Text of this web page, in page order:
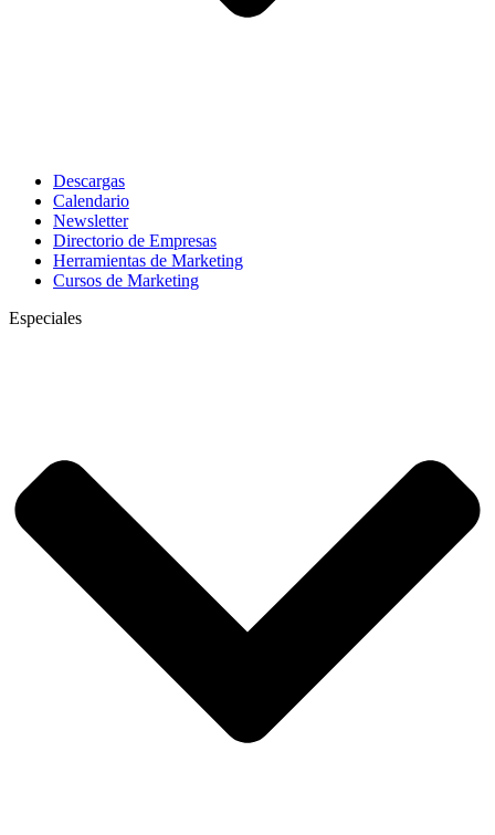
Descargas
Calendario
Newsletter
Directorio de Empresas
Herramientas de Marketing
Cursos de Marketing
Especiales